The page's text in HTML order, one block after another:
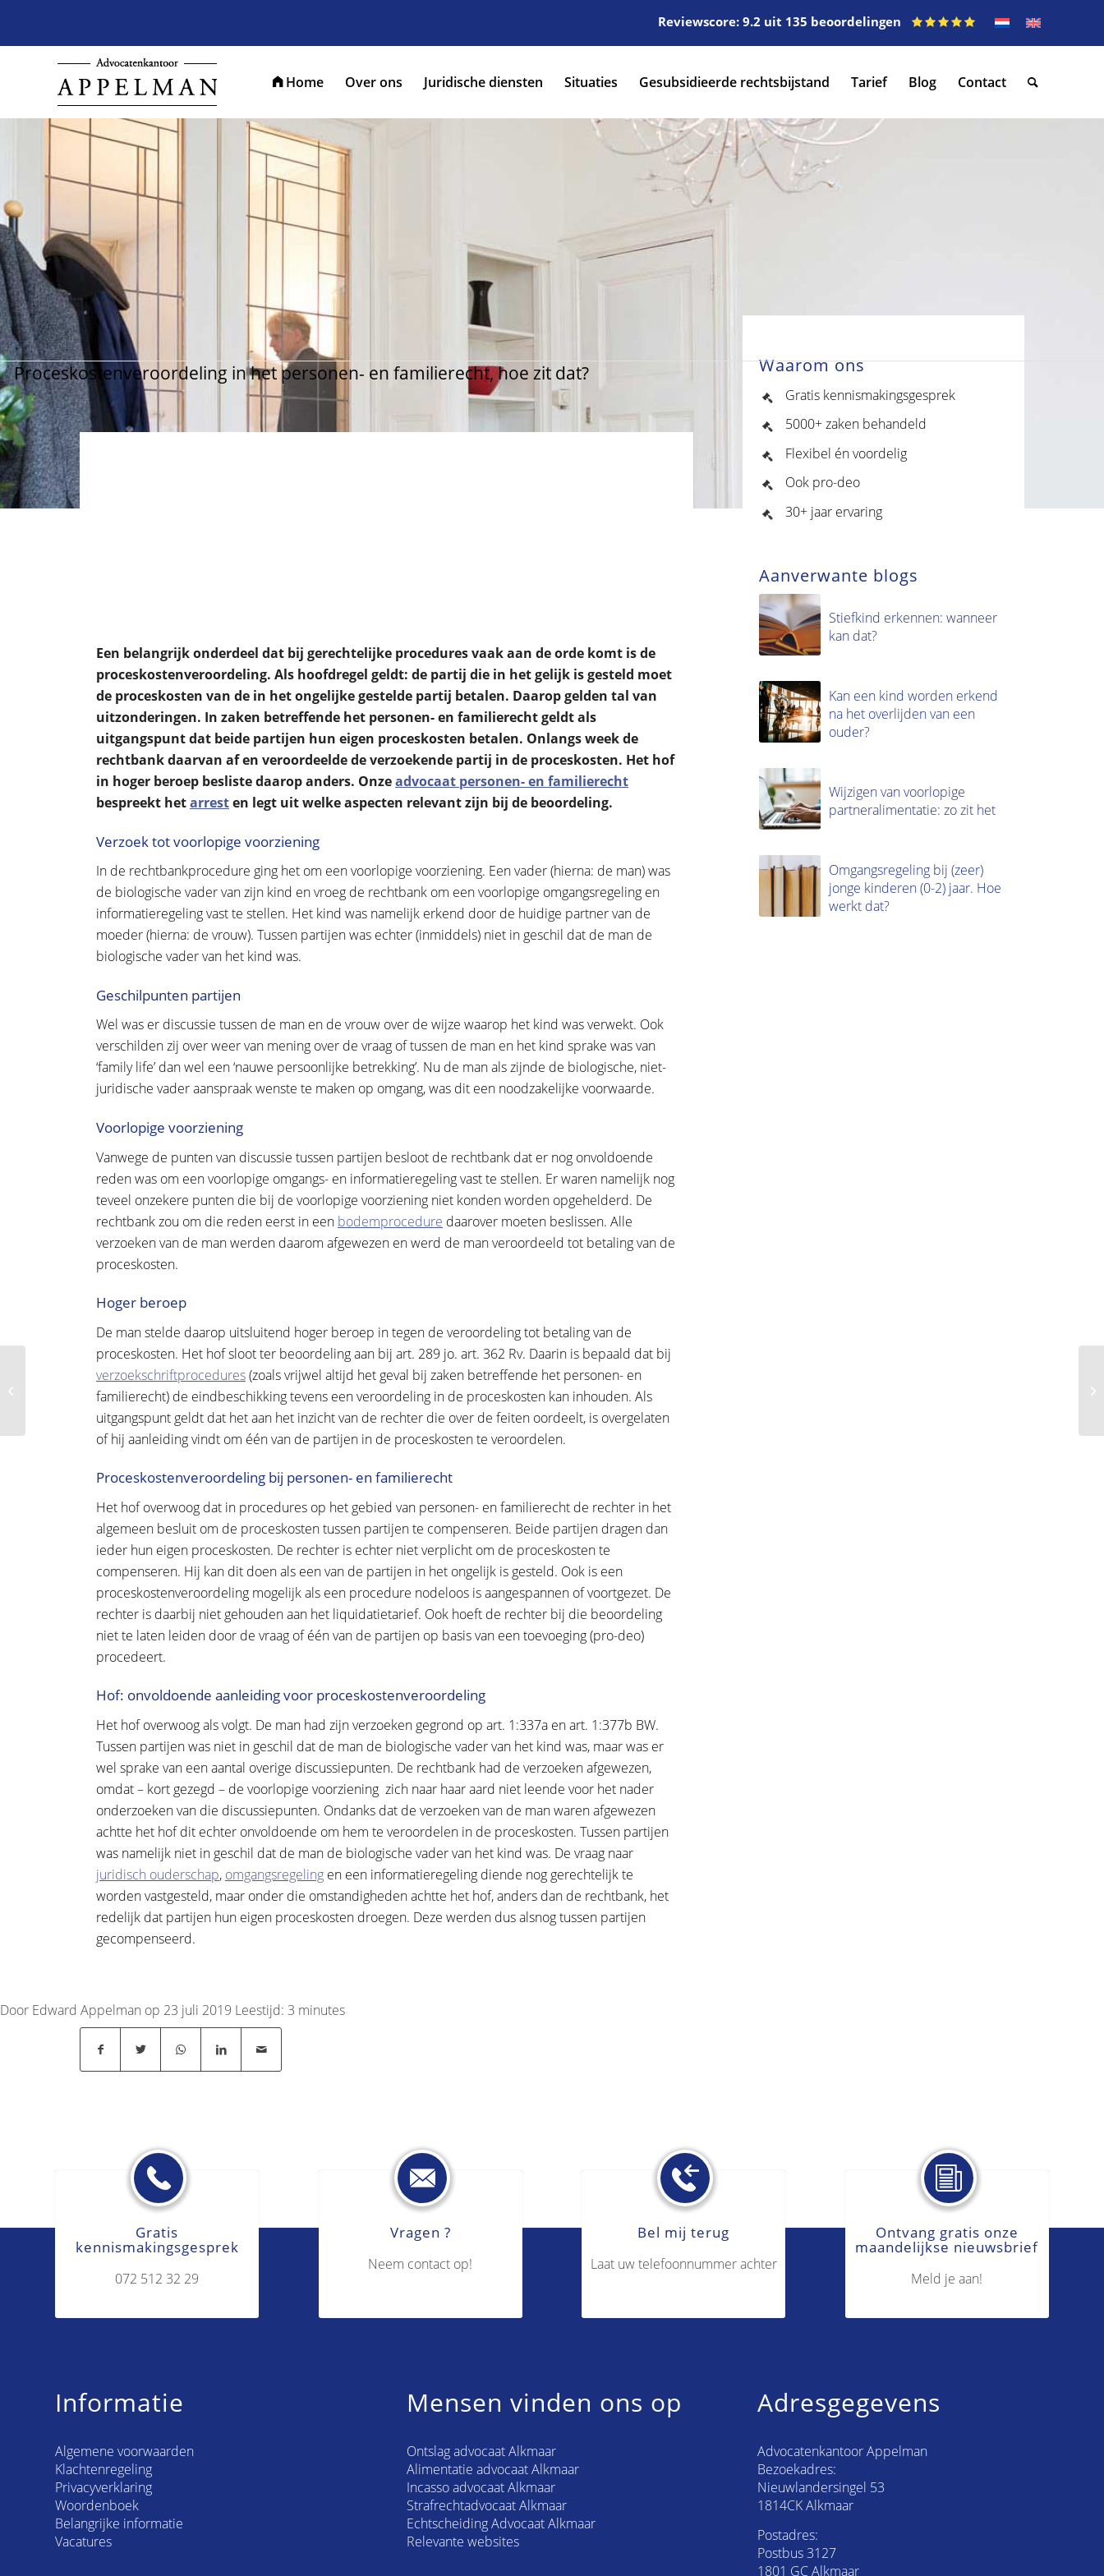
Reviewscore: 9.2 uit 135 beoordelingen
Home Over ons Juridische diensten Situaties Gesubsidieerde rechtsbijstand Tarief Blog Contact
Proceskostenveroordeling in het personen- en familierecht, hoe zit dat?
Een belangrijk onderdeel dat bij gerechtelijke procedures vaak aan de orde komt is de
proceskostenveroordeling. Als hoofdregel geldt: de partij die in het gelijk is gesteld moet
de proceskosten van de in het ongelijke gestelde partij betalen. Daarop gelden tal van
uitzonderingen. In zaken betreffende het personen- en familierecht geldt als
uitgangspunt dat beide partijen hun eigen proceskosten betalen. Onlangs week de
rechtbank daarvan af en veroordeelde de verzoekende partij in de proceskosten. Het hof
in hoger beroep besliste daarop anders. Onzeadvocaat personen- en familierecht
bespreekt hetarresten legt uit welke aspecten relevant zijn bij de beoordeling.
Verzoek tot voorlopige voorziening
In de rechtbankprocedure ging het om een voorlopige voorziening. Een vader (hierna: de man) was
de biologische vader van zijn kind en vroeg de rechtbank om een voorlopige omgangsregeling en
informatieregeling vast te stellen. Het kind was namelijk erkend door de huidige partner van de
moeder (hierna: de vrouw). Tussen partijen was echter (inmiddels) niet in geschil dat de man de
biologische vader van het kind was.
Geschilpunten partijen
Wel was er discussie tussen de man en de vrouw over de wijze waarop het kind was verwekt. Ook
verschilden zij over weer van mening over de vraag of tussen de man en het kind sprake was van
‘family life’ dan wel een ‘nauwe persoonlijke betrekking’. Nu de man als zijnde de biologische, niet-
juridische vader aanspraak wenste te maken op omgang, was dit een noodzakelijke voorwaarde.
Voorlopige voorziening
Vanwege de punten van discussie tussen partijen besloot de rechtbank dat er nog onvoldoende
reden was om een voorlopige omgangs- en informatieregeling vast te stellen. Er waren namelijk nog
teveel onzekere punten die bij de voorlopige voorziening niet konden worden opgehelderd. De
rechtbank zou om die reden eerst in een bodemprocedure daarover moeten beslissen. Alle
verzoeken van de man werden daarom afgewezen en werd de man veroordeeld tot betaling van de
proceskosten.
Hoger beroep
De man stelde daarop uitsluitend hoger beroep in tegen de veroordeling tot betaling van de
proceskosten. Het hof sloot ter beoordeling aan bij art. 289 jo. art. 362 Rv. Daarin is bepaald dat bij
verzoekschriftprocedures(zoals vrijwel altijd het geval bij zaken betreffende het personen- en
familierecht) de eindbeschikking tevens een veroordeling in de proceskosten kan inhouden. Als
uitgangspunt geldt dat het aan het inzicht van de rechter die over de feiten oordeelt, is overgelaten
of hij aanleiding vindt om één van de partijen in de proceskosten te veroordelen.
Proceskostenveroordeling bij personen- en familierecht
Het hof overwoog dat in procedures op het gebied van personen- en familierecht de rechter in het
algemeen besluit om de proceskosten tussen partijen te compenseren. Beide partijen dragen dan
ieder hun eigen proceskosten. De rechter is echter niet verplicht om de proceskosten te
compenseren. Hij kan dit doen als een van de partijen in het ongelijk is gesteld. Ook is een
proceskostenveroordeling mogelijk als een procedure nodeloos is aangespannen of voortgezet. De
rechter is daarbij niet gehouden aan het liquidatietarief. Ook hoeft de rechter bij die beoordeling
niet te laten leiden door de vraag of één van de partijen op basis van een toevoeging (pro-deo)
procedeert.
Hof: onvoldoende aanleiding voor proceskostenveroordeling
Het hof overwoog als volgt. De man had zijn verzoeken gegrond op art. 1:337a en art. 1:377b BW.
Tussen partijen was niet in geschil dat de man de biologische vader van het kind was, maar was er
wel sprake van een aantal overige discussiepunten. De rechtbank had de verzoeken afgewezen,
omdat – kort gezegd – de voorlopige voorziening zich naar haar aard niet leende voor het nader
onderzoeken van die discussiepunten. Ondanks dat de verzoeken van de man waren afgewezen
achtte het hof dit echter onvoldoende om hem te veroordelen in de proceskosten. Tussen partijen
was namelijk niet in geschil dat de man de biologische vader van het kind was. De vraag naar
juridisch ouderschap, omgangsregeling en een informatieregeling diende nog gerechtelijk te
worden vastgesteld, maar onder die omstandigheden achtte het hof, anders dan de rechtbank, het
redelijk dat partijen hun eigen proceskosten droegen. Deze werden dus alsnog tussen partijen
gecompenseerd.
Waarom ons
Gratis kennismakingsgesprek
5000+ zaken behandeld
Flexibel én voordelig
Ook pro-deo
30+ jaar ervaring
Aanverwante blogs
Stiefkind erkennen: wanneer
kan dat?
Kan een kind worden erkend
na het overlijden van een
ouder?
Wijzigen van voorlopige
partneralimentatie: zo zit het
Omgangsregeling bij (zeer)
jonge kinderen (0-2) jaar. Hoe
werkt dat?
Door Edward Appelman op 23 juli 2019 Leestijd: 3 minutes
Gratis
kennismakingsgesprek
072 512 32 29
Vragen ?
Neem contact op!
Bel mij terug
Laat uw telefoonnummer achter
Ontvang gratis onze
maandelijkse nieuwsbrief
Meld je aan!
Informatie
Algemene voorwaarden
Klachtenregeling
Privacyverklaring
Woordenboek
Belangrijke informatie
Vacatures
Mensen vinden ons op
Ontslag advocaat Alkmaar
Alimentatie advocaat Alkmaar
Incasso advocaat Alkmaar
Strafrechtadvocaat Alkmaar
Echtscheiding Advocaat Alkmaar
Relevante websites
Adresgegevens
Advocatenkantoor Appelman
Bezoekadres:
Nieuwlandersingel 53
1814CK Alkmaar
Postadres:
Postbus 3127
1801 GC Alkmaar
Hof wijst vordering
zorgkantoor wegens
verantwoording PGB af